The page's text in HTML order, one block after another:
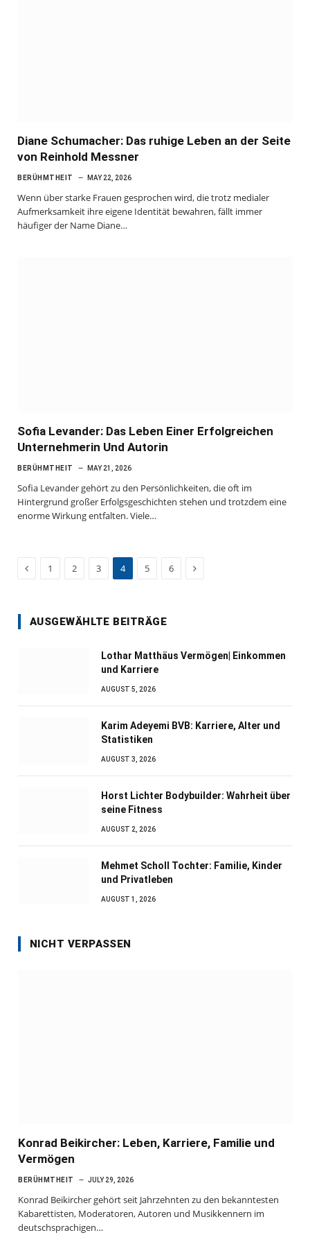
Diane Schumacher: Das ruhige Leben an der Seite
von Reinhold Messner
BERÜHMTHEIT MAY 22, 2026
Wenn über starke Frauen gesprochen wird, die trotz medialer
Aufmerksamkeit ihre eigene Identität bewahren, fällt immer
häufiger der Name Diane…
Sofia Levander: Das Leben Einer Erfolgreichen
Unternehmerin Und Autorin
BERÜHMTHEIT MAY 21, 2026
Sofia Levander gehört zu den Persönlichkeiten, die oft im
Hintergrund großer Erfolgsgeschichten stehen und trotzdem eine
enorme Wirkung entfalten. Viele…
Previous
1 2 3 4 5 6 Next
AUSGEWÄHLTE BEITRÄGE
Lothar Matthäus Vermögen| Einkommen
und Karriere
AUGUST 5, 2026
Karim Adeyemi BVB: Karriere, Alter und
Statistiken
AUGUST 3, 2026
Horst Lichter Bodybuilder: Wahrheit über
seine Fitness
AUGUST 2, 2026
Mehmet Scholl Tochter: Familie, Kinder
und Privatleben
AUGUST 1, 2026
NICHT VERPASSEN
Konrad Beikircher: Leben, Karriere, Familie und
Vermögen
BERÜHMTHEIT JULY 29, 2026
Konrad Beikircher gehört seit Jahrzehnten zu den bekanntesten
Kabarettisten, Moderatoren, Autoren und Musikkennern im
deutschsprachigen…